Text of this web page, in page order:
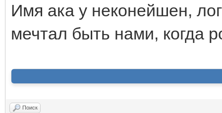
Имя ака у неконейшен,
мечтал быть нами, когда
Поиск